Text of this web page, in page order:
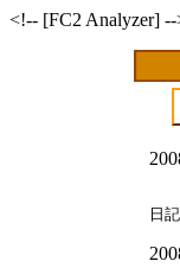
<!-- [FC2 Analyzer] --
日